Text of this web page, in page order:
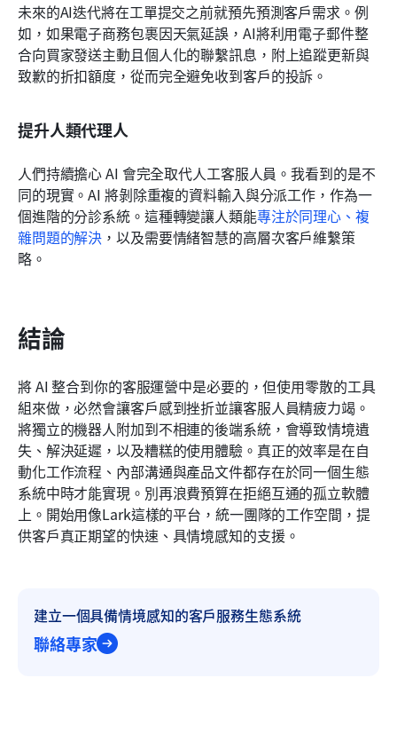
未來的AI迭代將在工單提交之前就預先預測客戶需求。例
如，如果電子商務包裹因天氣延誤，AI將利用電子郵件整
合向買家發送主動且個人化的聯繫訊息，附上追蹤更新與
致歉的折扣額度，從而完全避免收到客戶的投訴。
提升人類代理人
人們持續擔心 AI 會完全取代人工客服人員。我看到的是不
同的現實。AI 將剝除重複的資料輸入與分派工作，作為一
個進階的分診系統。這種轉變讓人類能專注於同理心、複
雜問題的解決 ，以及需要情緒智慧的高層次客戶維繫策
略。
結論
將 AI 整合到你的客服運營中是必要的，但使用零散的工具
組來做，必然會讓客戶感到挫折並讓客服人員精疲力竭。
將獨立的機器人附加到不相連的後端系統，會導致情境遺
失、解決延遲，以及糟糕的使用體驗。真正的效率是在自
動化工作流程、內部溝通與產品文件都存在於同一個生態
系統中時才能實現。別再浪費預算在拒絕互通的孤立軟體
上。開始用像Lark這樣的平台，統一團隊的工作空間，提
供客戶真正期望的快速、具情境感知的支援。
建立一個具備情境感知的客戶服務生態系統
聯絡專家